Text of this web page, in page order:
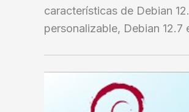
características de Debian
personalizable, Debian 12.7